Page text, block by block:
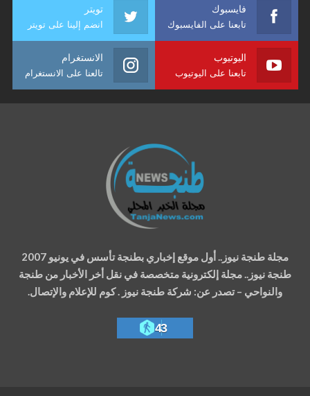
فايسبوك
تابعنا على الفايسبوك
تويتر
انضم إلينا على تويتر
اليوتيوب
تابعنا على اليوتيوب
الانستغرام
تالعنا على الانستغرام
مجلة طنجة نيوز.. أول موقع إخباري بطنجة تأسس في يونيو 2007
طنجة نيوز.. مجلة إلكترونية متخصصة في نقل أخر الأخبار من طنجة
والنواحي – تصدر عن: شركة طنجة نيوز . كوم للإعلام والإتصال.
43